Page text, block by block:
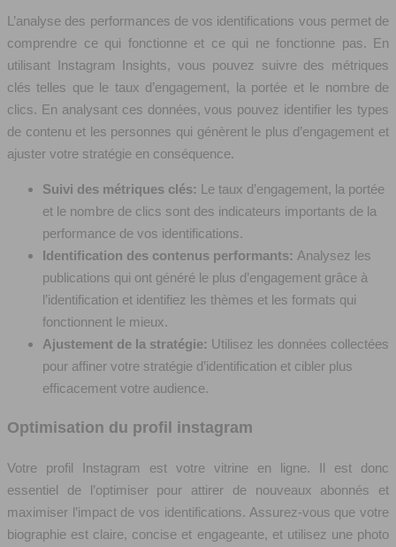
L’analyse des performances de vos identifications vous permet de
comprendre ce qui fonctionne et ce qui ne fonctionne pas. En
utilisant Instagram Insights, vous pouvez suivre des métriques
clés telles que le taux d’engagement, la portée et le nombre de
clics. En analysant ces données, vous pouvez identifier les types
de contenu et les personnes qui génèrent le plus d’engagement et
ajuster votre stratégie en conséquence.
Suivi des métriques clés: Le taux d’engagement, la portée
et le nombre de clics sont des indicateurs importants de la
performance de vos identifications.
Identification des contenus performants: Analysez les
publications qui ont généré le plus d’engagement grâce à
l’identification et identifiez les thèmes et les formats qui
fonctionnent le mieux.
Ajustement de la stratégie: Utilisez les données collectées
pour affiner votre stratégie d’identification et cibler plus
efficacement votre audience.
Optimisation du profil instagram
Votre profil Instagram est votre vitrine en ligne. Il est donc
essentiel de l’optimiser pour attirer de nouveaux abonnés et
maximiser l’impact de vos identifications. Assurez-vous que votre
biographie est claire, concise et engageante, et utilisez une photo